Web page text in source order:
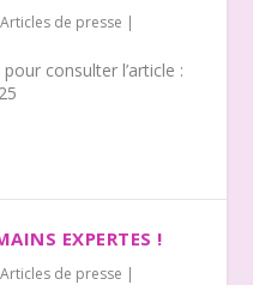
Articles de presse |
consulter l’article :
EXPERTES !
Articles de presse |